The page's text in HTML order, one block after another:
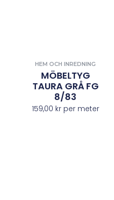
HEM OCH INREDNING
MÖBELTYG
TAURA GRÅ FG
8/83
159,00 krper meter